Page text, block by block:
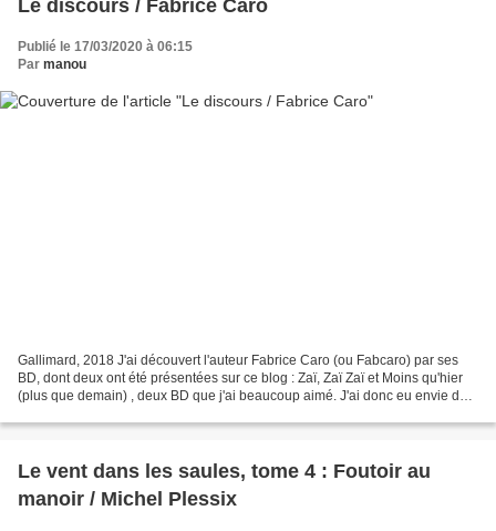
Le discours / Fabrice Caro
Publié le 17/03/2020 à 06:15
Par manou
Gallimard, 2018 J'ai découvert l'auteur Fabrice Caro (ou Fabcaro) par ses
BD, dont deux ont été présentées sur ce blog : Zaï, Zaï Zaï et Moins qu'hier
(plus que demain) , deux BD que j'ai beaucoup aimé. J'ai donc eu envie de
Le vent dans les saules, tome 4 : Foutoir au
manoir / Michel Plessix